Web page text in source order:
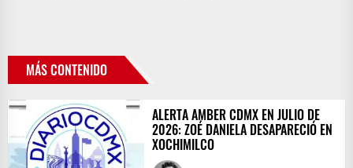
MÁS CONTENIDO
ALERTA AMBER CDMX EN JULIO DE
2026: ZOÉ DANIELA DESAPARECIÓ EN
XOCHIMILCO